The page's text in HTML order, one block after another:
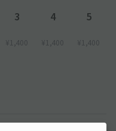
3
¥1,400
4
¥1,400
5
¥1,400
況は毎日24:00に更新されます。